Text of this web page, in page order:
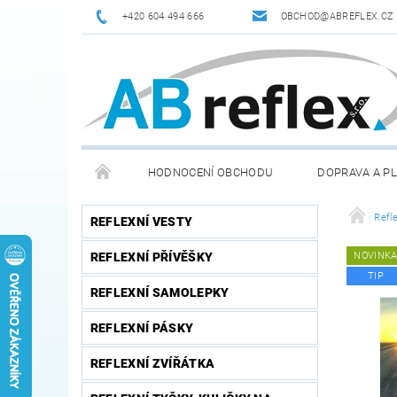
+420 604 494 666 OBCHOD@ABREFLEX.CZ
HODNOCENÍ OBCHODU DOPRAVA A
ZPĚTNÝ ODBĚR VYSLOUŽILÝCH ELEKTROZAŘÍZENÍ /
REFLEXNÍ VESTY
REFLEXNÍ PŘÍVĚŠKY
REFLEXNÍ SAMOLEPKY
REFLEXNÍ PÁSKY
REFLEXNÍ ZVÍŘÁTKA
NOVINKA
TIP